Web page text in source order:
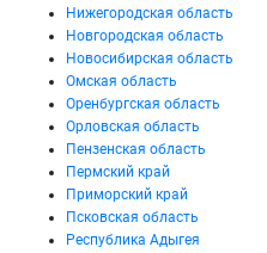
Нижегородская область
Новгородская область
Новосибирская область
Омская область
Оренбургская область
Орловская область
Пензенская область
Пермский край
Приморский край
Псковская область
Республика Адыгея